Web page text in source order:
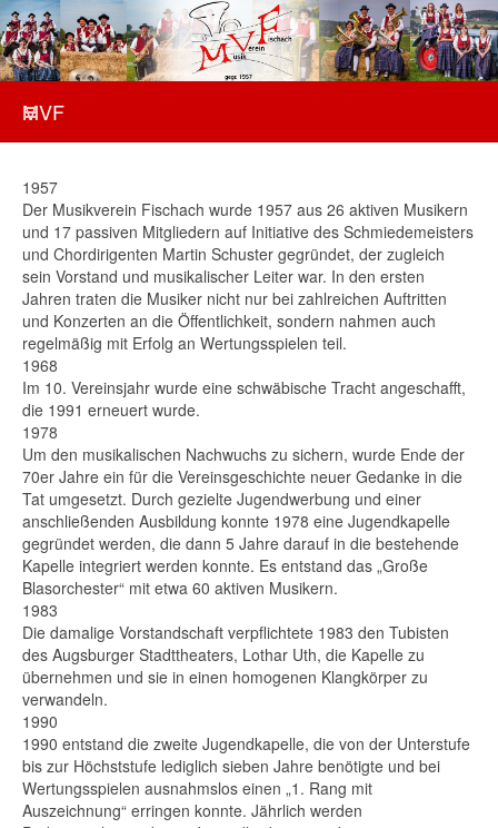
MVF
1957
Der Musikverein Fischach wurde 1957 aus 26 aktiven Musikern
und 17 passiven Mitgliedern auf Initiative des Schmiedemeisters
und Chordirigenten Martin Schuster gegründet, der zugleich
sein Vorstand und musikalischer Leiter war. In den ersten
Jahren traten die Musiker nicht nur bei zahlreichen Auftritten
und Konzerten an die Öffentlichkeit, sondern nahmen auch
regelmäßig mit Erfolg an Wertungsspielen teil.
1968
Im 10. Vereinsjahr wurde eine schwäbische Tracht angeschafft,
die 1991 erneuert wurde.
1978
Um den musikalischen Nachwuchs zu sichern, wurde Ende der
70er Jahre ein für die Vereinsgeschichte neuer Gedanke in die
Tat umgesetzt. Durch gezielte Jugendwerbung und einer
anschließenden Ausbildung konnte 1978 eine Jugendkapelle
gegründet werden, die dann 5 Jahre darauf in die bestehende
Kapelle integriert werden konnte. Es entstand das „Große
Blasorchester“ mit etwa 60 aktiven Musikern.
1983
Die damalige Vorstandschaft verpflichtete 1983 den Tubisten
des Augsburger Stadttheaters, Lothar Uth, die Kapelle zu
übernehmen und sie in einen homogenen Klangkörper zu
verwandeln.
1990
1990 entstand die zweite Jugendkapelle, die von der Unterstufe
bis zur Höchststufe lediglich sieben Jahre benötigte und bei
Wertungsspielen ausnahmslos einen „1. Rang mit
Auszeichnung“ erringen konnte. Jährlich werden